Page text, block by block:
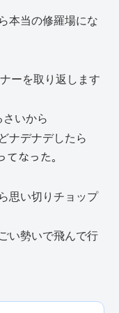
本当の修羅場にな
ーを取り返します
さいから
ナデナデしたら
なった。
思い切りチョップ
い勢いで飛んで行